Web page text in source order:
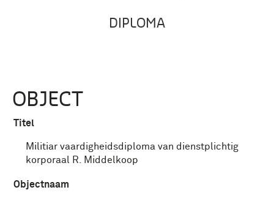
DIPLOMA
OBJECT
Titel
Militiar vaardigheidsdiploma van dienstplichtig
korporaal R. Middelkoop
Objectnaam